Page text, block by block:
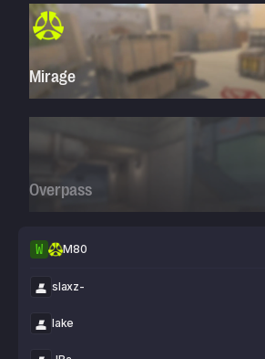
Mirage
Overpass
W M80
slaxz-
lake